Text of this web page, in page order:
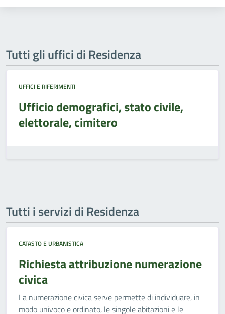
Tutti gli uffici di Residenza
UFFICI E RIFERIMENTI
Ufficio demografici, stato civile,
elettorale, cimitero
Tutti i servizi di Residenza
CATASTO E URBANISTICA
Richiesta attribuzione numerazione
civica
La numerazione civica serve permette di individuare, in
modo univoco e ordinato, le singole abitazioni e le